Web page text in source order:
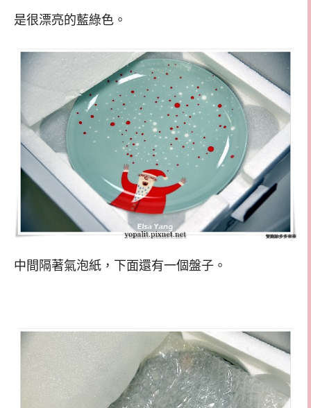
是很漂亮的藍綠色。
中間隔著氣泡紙，下面還有一個盤子。